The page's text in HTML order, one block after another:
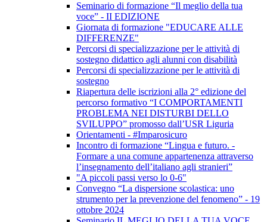
Seminario di formazione “Il meglio della tua
voce” - II EDIZIONE
Giornata di formazione "EDUCARE ALLE
DIFFERENZE"
Percorsi di specializzazione per le attività di
sostegno didattico agli alunni con disabilità
Percorsi di specializzazione per le attività di
sostegno
Riapertura delle iscrizioni alla 2° edizione del
percorso formativo “I COMPORTAMENTI
PROBLEMA NEI DISTURBI DELLO
SVILUPPO” promosso dall’USR Liguria
Orientamenti - #Imparosicuro
Incontro di formazione “Lingua e futuro. -
Formare a una comune appartenenza attraverso
l’insegnamento dell’italiano agli stranieri”
"A piccoli passi verso lo 0-6"
Convegno “La dispersione scolastica: uno
strumento per la prevenzione del fenomeno” - 19
ottobre 2024